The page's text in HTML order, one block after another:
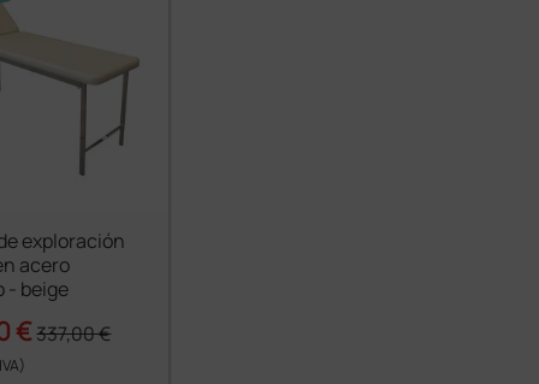
exploración
acero
- beige
€337,00 €